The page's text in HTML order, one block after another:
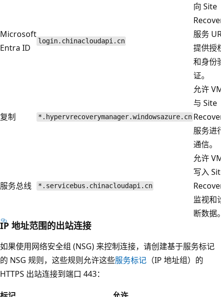
Microsoft
Entra ID
login.chinacloudapi.cn
向 Site
服务
提供授
和身份
证。
复制 *.hypervrecoverymanager.windowsazure.cn
允许
与 Site
服务进
通信。
服务总线 *.servicebus.chinacloudapi.cn
允许
写入
监视和
断数据
IP 地址范围的出站连接
如果使用网络安全组 (NSG) 来控制连接，请创建基于服务标记
的 NSG 规则，这些规则允许这些服务标记 （IP 地址组）的
HTTPS 出站连接到端口 443：